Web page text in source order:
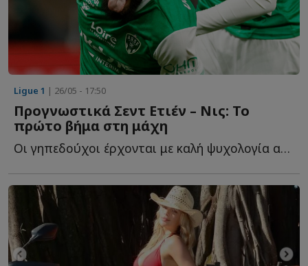
Ligue 1 | 26/05 - 17:50
Προγνωστικά Σεντ Ετιέν – Νις: Το
πρώτο βήμα στη μάχη
Οι γηπεδούχοι έρχονται με καλή ψυχολογία από τη Ligue 2 ...